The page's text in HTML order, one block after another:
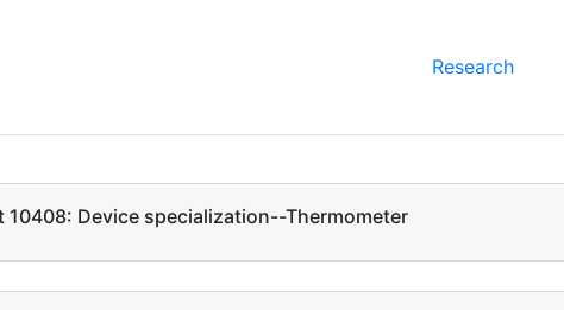
Research
Device specialization--Thermometer